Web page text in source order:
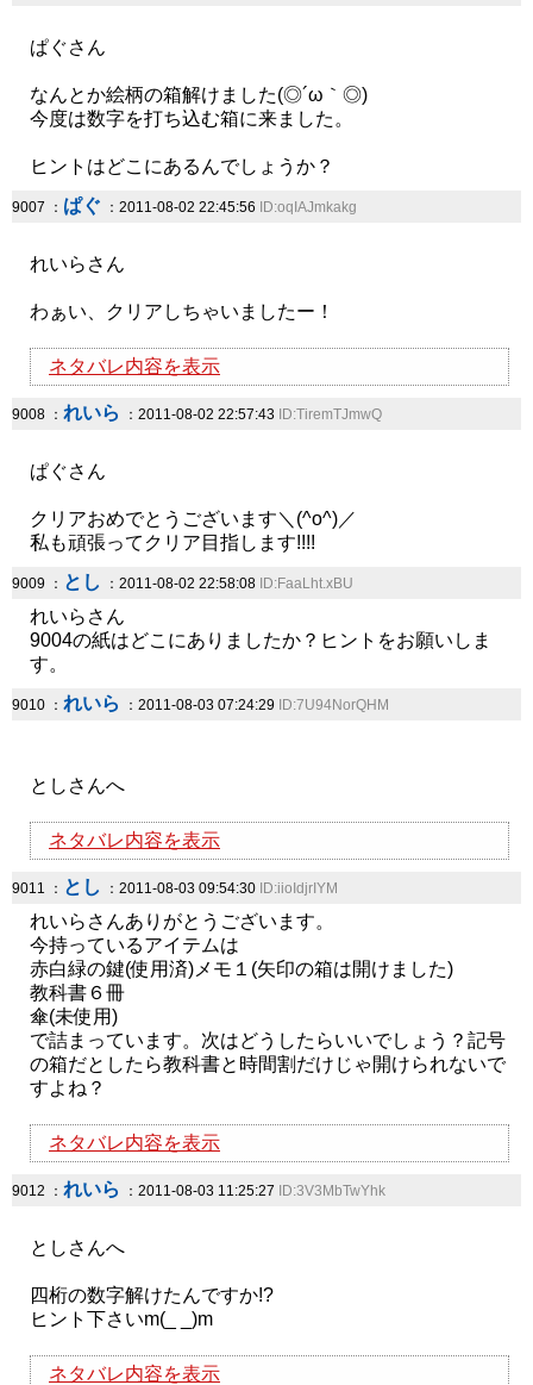
ぱぐさん
なんとか絵柄の箱解けました(◎´ω｀◎)
今度は数字を打ち込む箱に来ました。
ヒントはどこにあるんでしょうか？
9007 ： ぱぐ ：2011-08-02 22:45:56 ID:oqIAJmkakg
れいらさん
わぁい、クリアしちゃいましたー！
ネタバレ内容を表示
9008 ： れいら ：2011-08-02 22:57:43 ID:TiremTJmwQ
ぱぐさん
クリアおめでとうございます＼(^o^)／
私も頑張ってクリア目指します!!!!
9009 ： とし ：2011-08-02 22:58:08 ID:FaaLht.xBU
れいらさん
9004の紙はどこにありましたか？ヒントをお願いしま
す。
9010 ： れいら ：2011-08-03 07:24:29 ID:7U94NorQHM
としさんへ
ネタバレ内容を表示
9011 ： とし ：2011-08-03 09:54:30 ID:iioIdjrIYM
れいらさんありがとうございます。
今持っているアイテムは
赤白緑の鍵(使用済)メモ１(矢印の箱は開けました)
教科書６冊
傘(未使用)
で詰まっています。次はどうしたらいいでしょう？記号
の箱だとしたら教科書と時間割だけじゃ開けられないで
すよね？
ネタバレ内容を表示
9012 ： れいら ：2011-08-03 11:25:27 ID:3V3MbTwYhk
としさんへ
四桁の数字解けたんですか!?
ヒント下さいm(_ _)m
ネタバレ内容を表示